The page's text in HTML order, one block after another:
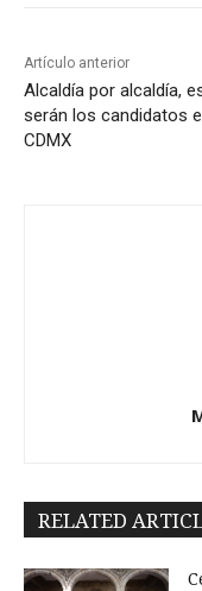
Artículo anterior
Alcaldía por alcaldía,
serán los candidatos
CDMX
RELATED